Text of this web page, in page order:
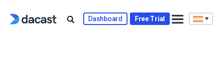
Dashboard Free Trial